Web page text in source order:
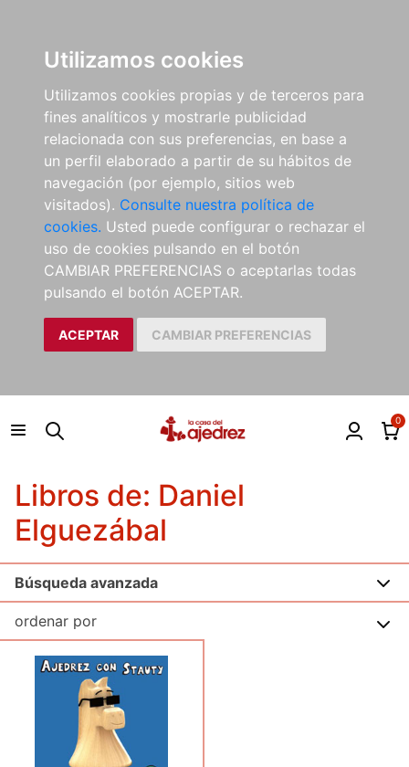
Utilizamos cookies
Utilizamos cookies propias y de terceros para
fines analíticos y mostrarle publicidad
relacionada con sus preferencias, en base a
un perfil elaborado a partir de su hábitos de
navegación (por ejemplo, sitios web
visitados). Consulte nuestra política de
cookies. Usted puede configurar o rechazar el
uso de cookies pulsando en el botón
CAMBIAR PREFERENCIAS o aceptarlas todas
pulsando el botón ACEPTAR.
ACEPTAR CAMBIAR PREFERENCIAS
0
Libros de: Daniel
Elguezábal
Búsqueda avanzada